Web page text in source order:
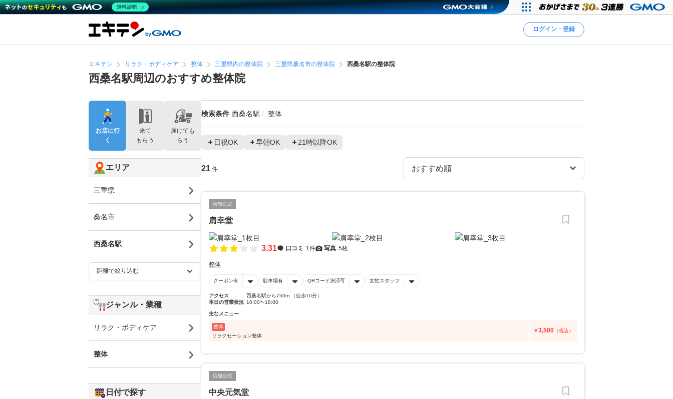
ログイン・登録
エキテン リラク・ボディケア 整体 三重県内の整体院 三重県桑名市の整体院 西桑名駅の整体院
西桑名駅周辺のおすすめ整体院
検索条件 西桑名駅 整体
日祝OK 早朝OK 21時以降OK
21 件
店舗公式
肩幸堂
3.31 口コミ 1件 写真 5枚
整体
クーポン有 駐車場有 QRコード決済可 女性スタッフ
アクセス
西桑名駅から750m （徒歩10分）
本日の営業状況 10:00〜18:00
主なメニュー
整体
リラクセーション整体
￥3,500 （税込）
店舗公式
中央元気堂
お店に行
く
来て
もらう
届けても
らう
エリア
三重県
桑名市
西桑名駅
ジャンル・業種
リラク・ボディケア
整体
日付で探す
無料診断